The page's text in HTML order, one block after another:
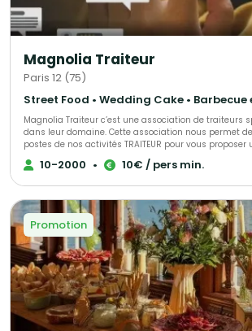
Magnolia Traiteur
Paris 12 (75)
Street Food • Wedding Cake •
Magnolia Traiteur c’est une association de traiteurs
dans leur domaine. Cette association nous permet de mutualiser certains
postes de nos activités TRAITEUR pour vous
plus performant à tous les niveaux, LES AVANTAGES pour mieux vous
servir : - Un standard commun pour une réponse immédiate à vos
nous vous enverrons. - Une qualité de produits
les centaines d’avis de nos clients sur Magnolia
matières premières de base mutualisées pour des
nos devis - Des frais de publicité partagés pour
fixes et vous proposer les meilleurs tarifs. - Une offre
seul interlocuteur « Magnolia Traiteur» - Des devis
nos partenaires « complémentaires » et spécialistes
avec toutes les options en complément que vous
lieu, du matériel de location, de la sonorisation, du
un DJ, un photobooth, une location de verre, des jeux
pour finir et surtout grâce à tout cela, vous l’aurez
10-2000 • 10€ / pers min.
Promotion